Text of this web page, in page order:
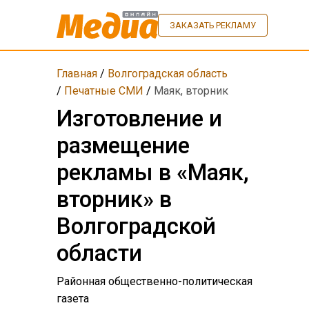
ЗАКАЗАТЬ РЕКЛАМУ
Главная/ Волгоградская область
/ Печатные СМИ / Маяк, вторник
Изготовление и
размещение
рекламы в «Маяк,
вторник» в
Волгоградской
области
Районная общественно-политическая
газета